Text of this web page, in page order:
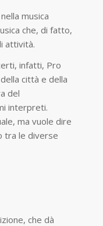
musica
che, di fatto,
attività.
infatti, Pro
città e della
del
interpreti.
ma vuole dire
tra le diverse
che dà